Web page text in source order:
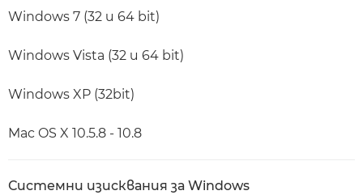
Windows 7 (32 и 64 bit)
Windows Vista (32 и 64 bit)
Windows XP (32bit)
Mac OS X 10.5.8 - 10.8
Системни изисквания за Windows